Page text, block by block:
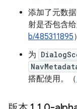
添加了元数
射是否包含
b/485311895）
为
搭配使用。（